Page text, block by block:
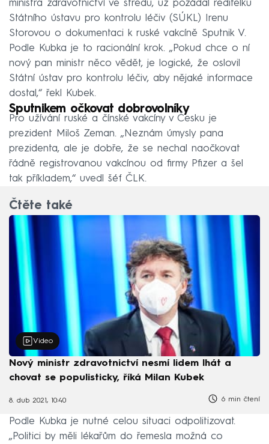
ministra zdravotnictví ve středu, už požádal ředitelku
Státního ústavu pro kontrolu léčiv (SÚKL) Irenu
Storovou o dokumentaci k ruské vakcíně Sputnik V.
Podle Kubka je to racionální krok. „Pokud chce o ní
nový pan ministr něco vědět, je logické, že oslovil
Státní ústav pro kontrolu léčiv, aby nějaké informace
dostal,“ řekl Kubek.
Sputnikem očkovat dobrovolníky
Pro užívání ruské a čínské vakcíny v Česku je
prezident Miloš Zeman. „Neznám úmysly pana
prezidenta, ale je dobře, že se nechal naočkovat
řádně registrovanou vakcínou od firmy Pfizer a šel
tak příkladem,“ uvedl šéf ČLK.
Čtěte také
Video
Nový ministr zdravotnictví nesmí lidem lhát a
chovat se populisticky, říká Milan Kubek
8. dub 2021, 10:40 6 min čtení
Podle Kubka je nutné celou situaci odpolitizovat.
„Politici by měli lékařům do řemesla možná co